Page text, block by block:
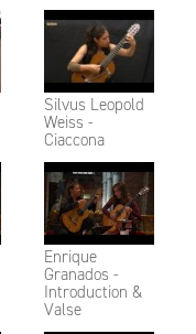
Silvus Leopold
Weiss -
Ciaccona
Enrique
Granados -
Introduction &
Valse